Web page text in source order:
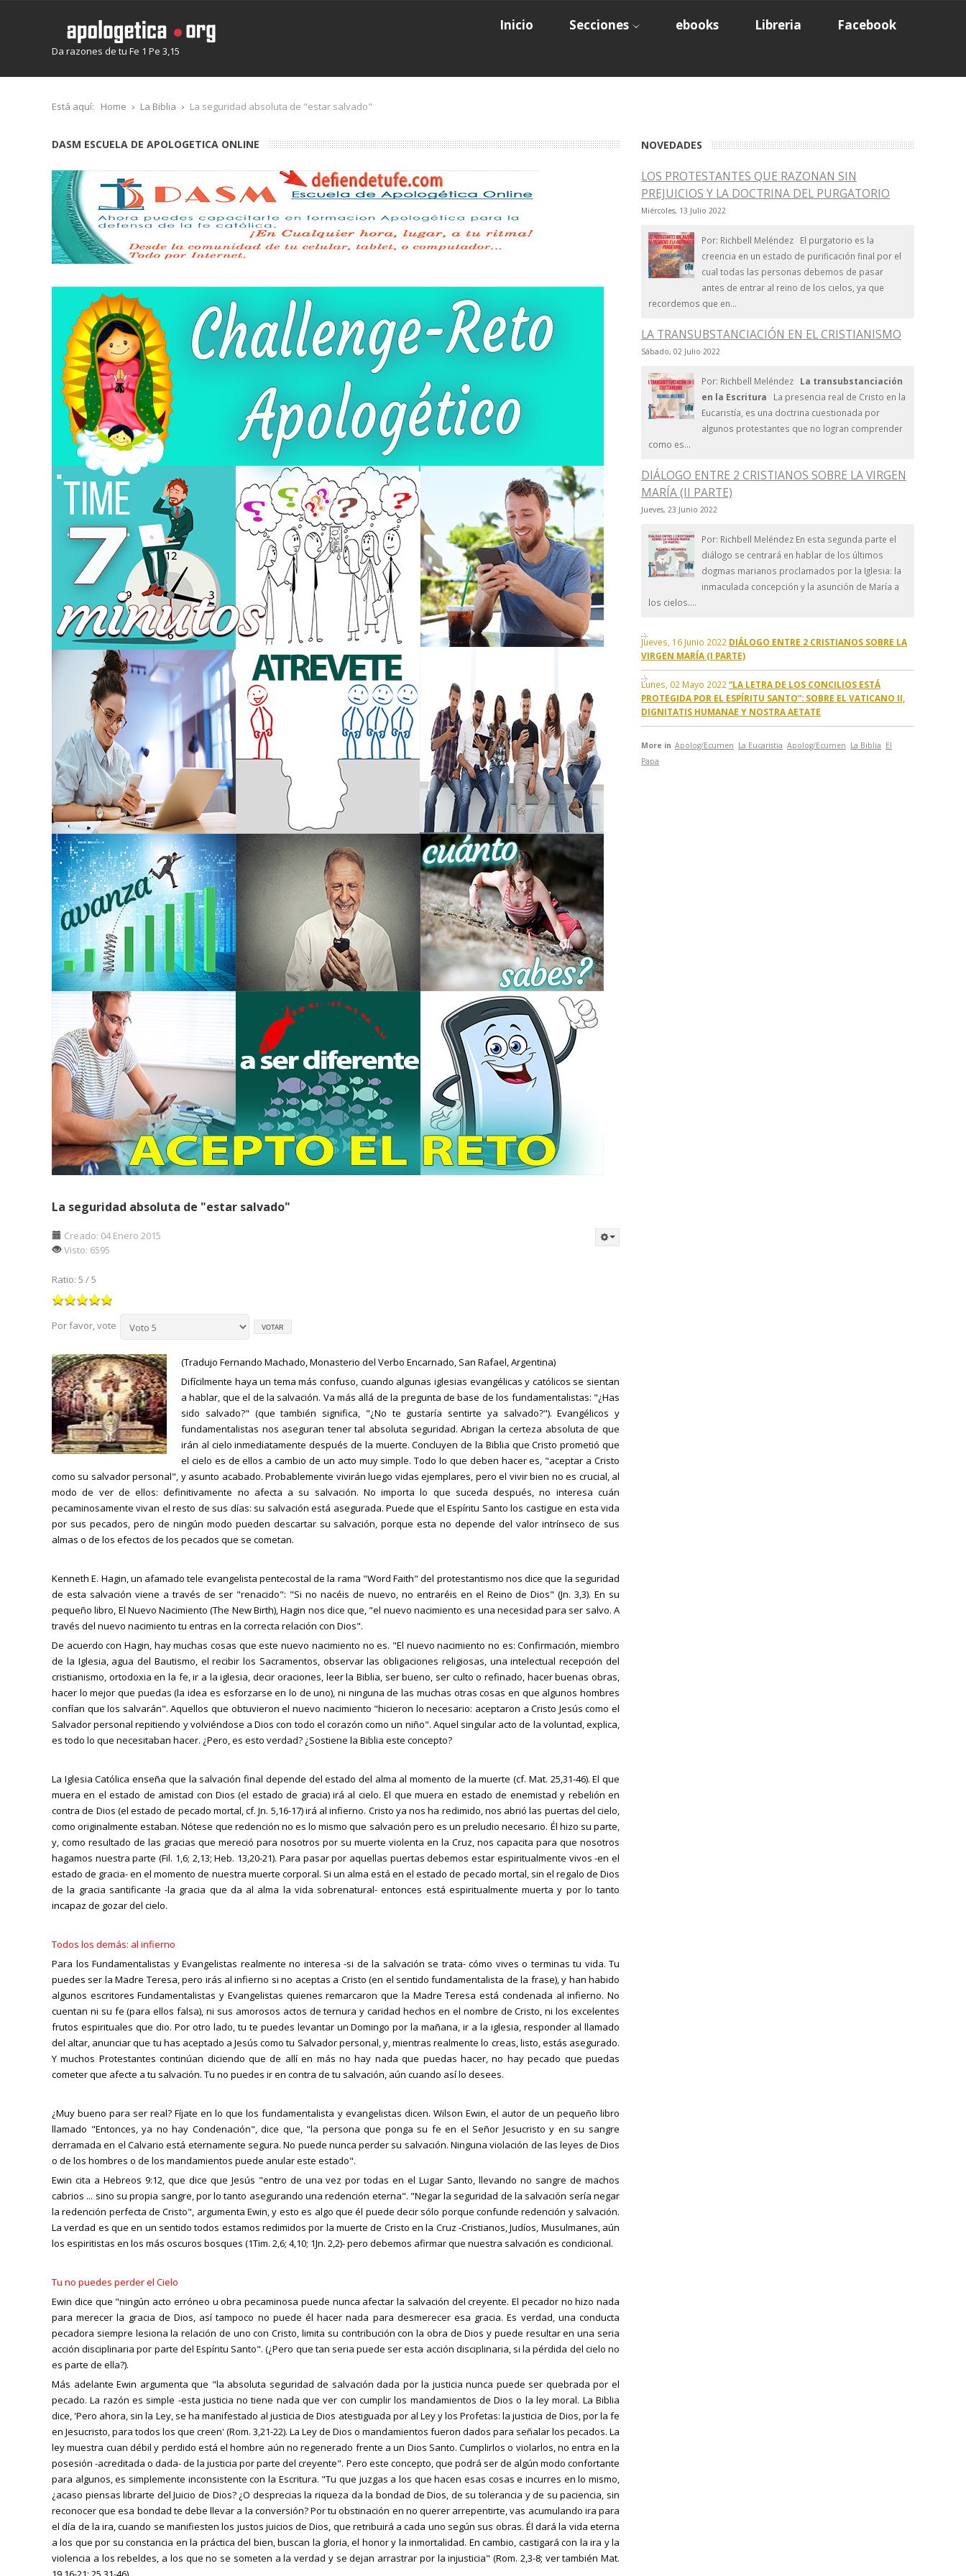
Da razones de tu Fe 1 Pe 3,15
Inicio Secciones ebooks Libreria Facebook
Está aquí: Home La Biblia La seguridad absoluta de "estar salvado"
DASM ESCUELA DE APOLOGETICA ONLINE
La seguridad absoluta de "estar salvado"
Creado: 04 Enero 2015
Visto: 6595
Ratio: 5 /5
Por favor, vote
(Tradujo Fernando Machado, Monasterio del Verbo Encarnado, San Rafael, Argentina)
Difícilmente haya un tema más confuso, cuando algunas iglesias evangélicas y católicos se sientan
a hablar, que el de la salvación. Va más allá de la pregunta de base de los fundamentalistas: "¿Has
sido salvado?" (que también significa, "¿No te gustaría sentirte ya salvado?"). Evangélicos y
fundamentalistas nos aseguran tener tal absoluta seguridad. Abrigan la certeza absoluta de que
irán al cielo inmediatamente después de la muerte. Concluyen de la Biblia que Cristo prometió que
el cielo es de ellos a cambio de un acto muy simple. Todo lo que deben hacer es, "aceptar a Cristo
como su salvador personal", y asunto acabado. Probablemente vivirán luego vidas ejemplares, pero el vivir bien no es crucial, al
modo de ver de ellos: definitivamente no afecta a su salvación. No importa lo que suceda después, no interesa cuán
pecaminosamente vivan el resto de sus días: su salvación está asegurada. Puede que el Espíritu Santo los castigue en esta vida
por sus pecados, pero de ningún modo pueden descartar su salvación, porque esta no depende del valor intrínseco de sus
almas o de los efectos de los pecados que se cometan.
Kenneth E. Hagin, un afamado tele evangelista pentecostal de la rama "Word Faith" del protestantismo nos dice que la seguridad
de esta salvación viene a través de ser "renacido": "Si no nacéis de nuevo, no entraréis en el Reino de Dios" (Jn. 3,3). En su
pequeño libro, El Nuevo Nacimiento (The New Birth), Hagin nos dice que, "el nuevo nacimiento es una necesidad para ser salvo. A
través del nuevo nacimiento tu entras en la correcta relación con Dios".
De acuerdo con Hagin, hay muchas cosas que este nuevo nacimiento no es. "El nuevo nacimiento no es: Confirmación, miembro
de la Iglesia, agua del Bautismo, el recibir los Sacramentos, observar las obligaciones religiosas, una intelectual recepción del
cristianismo, ortodoxia en la fe, ir a la iglesia, decir oraciones, leer la Biblia, ser bueno, ser culto o refinado, hacer buenas obras,
hacer lo mejor que puedas (la idea es esforzarse en lo de uno), ni ninguna de las muchas otras cosas en que algunos hombres
confían que los salvarán". Aquellos que obtuvieron el nuevo nacimiento "hicieron lo necesario: aceptaron a Cristo Jesús como el
Salvador personal repitiendo y volviéndose a Dios con todo el corazón como un niño". Aquel singular acto de la voluntad, explica,
es todo lo que necesitaban hacer. ¿Pero, es esto verdad? ¿Sostiene la Biblia este concepto?
La Iglesia Católica enseña que la salvación final depende del estado del alma al momento de la muerte (cf. Mat. 25,31-46). El que
muera en el estado de amistad con Dios (el estado de gracia) irá al cielo. El que muera en estado de enemistad y rebelión en
contra de Dios (el estado de pecado mortal, cf. Jn. 5,16-17) irá al infierno. Cristo ya nos ha redimido, nos abrió las puertas del cielo,
como originalmente estaban. Nótese que redención no es lo mismo que salvación pero es un preludio necesario. Él hizo su parte,
y, como resultado de las gracias que mereció para nosotros por su muerte violenta en la Cruz, nos capacita para que nosotros
hagamos nuestra parte (Fil. 1,6; 2,13; Heb. 13,20-21). Para pasar por aquellas puertas debemos estar espiritualmente vivos -en el
estado de gracia- en el momento de nuestra muerte corporal. Si un alma está en el estado de pecado mortal, sin el regalo de Dios
de la gracia santificante -la gracia que da al alma la vida sobrenatural- entonces está espiritualmente muerta y por lo tanto
incapaz de gozar del cielo.
Todos los demás: al infierno
Para los Fundamentalistas y Evangelistas realmente no interesa -si de la salvación se trata- cómo vives o terminas tu vida. Tu
puedes ser la Madre Teresa, pero irás al infierno si no aceptas a Cristo (en el sentido fundamentalista de la frase), y han habido
algunos escritores Fundamentalistas y Evangelistas quienes remarcaron que la Madre Teresa está condenada al infierno. No
cuentan ni su fe (para ellos falsa), ni sus amorosos actos de ternura y caridad hechos en el nombre de Cristo, ni los excelentes
frutos espirituales que dio. Por otro lado, tu te puedes levantar un Domingo por la mañana, ir a la iglesia, responder al llamado
del altar, anunciar que tu has aceptado a Jesús como tu Salvador personal, y, mientras realmente lo creas, listo, estás asegurado.
Y muchos Protestantes continúan diciendo que de allí en más no hay nada que puedas hacer, no hay pecado que puedas
cometer que afecte a tu salvación. Tu no puedes ir en contra de tu salvación, aún cuando así lo desees.
¿Muy bueno para ser real? Fíjate en lo que los fundamentalista y evangelistas dicen. Wilson Ewin, el autor de un pequeño libro
llamado "Entonces, ya no hay Condenación", dice que, "la persona que ponga su fe en el Señor Jesucristo y en su sangre
derramada en el Calvario está eternamente segura. No puede nunca perder su salvación. Ninguna violación de las leyes de Dios
o de los hombres o de los mandamientos puede anular este estado".
Ewin cita a Hebreos 9:12, que dice que Jesús "entro de una vez por todas en el Lugar Santo, llevando no sangre de machos
cabrios ... sino su propia sangre, por lo tanto asegurando una redención eterna". "Negar la seguridad de la salvación sería negar
la redención perfecta de Cristo", argumenta Ewin, y esto es algo que él puede decir sólo porque confunde redención y salvación.
La verdad es que en un sentido todos estamos redimidos por la muerte de Cristo en la Cruz -Cristianos, Judíos, Musulmanes, aún
los espiritistas en los más oscuros bosques (1Tim. 2,6; 4,10; 1Jn. 2,2)- pero debemos afirmar que nuestra salvación es condicional.
Tu no puedes perder el Cielo
Ewin dice que "ningún acto erróneo u obra pecaminosa puede nunca afectar la salvación del creyente. El pecador no hizo nada
para merecer la gracia de Dios, así tampoco no puede él hacer nada para desmerecer esa gracia. Es verdad, una conducta
pecadora siempre lesiona la relación de uno con Cristo, limita su contribución con la obra de Dios y puede resultar en una seria
acción disciplinaria por parte del Espíritu Santo". (¿Pero que tan seria puede ser esta acción disciplinaria, si la pérdida del cielo no
es parte de ella?).
Más adelante Ewin argumenta que "la absoluta seguridad de salvación dada por la justicia nunca puede ser quebrada por el
pecado. La razón es simple -esta justicia no tiene nada que ver con cumplir los mandamientos de Dios o la ley moral. La Biblia
dice, 'Pero ahora, sin la Ley, se ha manifestado al justicia de Dios atestiguada por al Ley y los Profetas: la justicia de Dios, por la fe
en Jesucristo, para todos los que creen' (Rom. 3,21-22). La Ley de Dios o mandamientos fueron dados para señalar los pecados. La
ley muestra cuan débil y perdido está el hombre aún no regenerado frente a un Dios Santo. Cumplirlos o violarlos, no entra en la
posesión -acreditada o dada- de la justicia por parte del creyente". Pero este concepto, que podrá ser de algún modo confortante
para algunos, es simplemente inconsistente con la Escritura. "Tu que juzgas a los que hacen esas cosas e incurres en lo mismo,
¿acaso piensas librarte del Juicio de Dios? ¿O desprecias la riqueza da la bondad de Dios, de su tolerancia y de su paciencia, sin
reconocer que esa bondad te debe llevar a la conversión? Por tu obstinación en no querer arrepentirte, vas acumulando ira para
el día de la ira, cuando se manifiesten los justos juicios de Dios, que retribuirá a cada uno según sus obras. Él dará la vida eterna
a los que por su constancia en la práctica del bien, buscan la gloria, el honor y la inmortalidad. En cambio, castigará con la ira y la
violencia a los rebeldes, a los que no se someten a la verdad y se dejan arrastrar por la injusticia" (Rom. 2,3-8; ver también Mat.
NOVEDADES
LOS PROTESTANTES QUE RAZONAN SIN
PREJUICIOS Y LA DOCTRINA DEL PURGATORIO
Miércoles, 13 Julio 2022
Por: Richbell Meléndez El purgatorio es la
creencia en un estado de purificación final por el
cual todas las personas debemos de pasar
antes de entrar al reino de los cielos, ya que
recordemos que en...
LA TRANSUBSTANCIACIÓN EN EL CRISTIANISMO
Sábado, 02 Julio 2022
Por: Richbell Meléndez La transubstanciación
en la Escritura La presencia real de Cristo en la
Eucaristía, es una doctrina cuestionada por
algunos protestantes que no logran comprender
como es...
DIÁLOGO ENTRE 2 CRISTIANOS SOBRE LA VIRGEN
MARÍA (II PARTE)
Jueves, 23 Junio 2022
Por: Richbell Meléndez En esta segunda parte el
diálogo se centrará en hablar de los últimos
dogmas marianos proclamados por la Iglesia: la
inmaculada concepción y la asunción de María a
los cielos....
Jueves, 16 Junio 2022 DIÁLOGO ENTRE 2 CRISTIANOS SOBRE LA
VIRGEN MARÍA (I PARTE)
Lunes, 02 Mayo 2022 “LA LETRA DE LOS CONCILIOS ESTÁ
PROTEGIDA POR EL ESPÍRITU SANTO”: SOBRE EL VATICANO II,
DIGNITATIS HUMANAE Y NOSTRA AETATE
More in Apolog/Ecumen La Eucaristia Apolog/Ecumen La Biblia El
Papa